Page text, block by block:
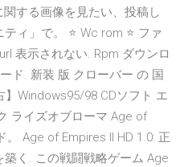
する画像を見たい、投稿し
ィ」で。 ⭐ Wc rom ⭐ ファ
表示されない. Rpm ダウンロ
ド. 新装 版 クローバー の 国
Windows95/98 CDソフト エ
ライズオブローマ Age of
。 Age of Empires II HD 1.0: 正
く. この戦闘戦略ゲーム Age